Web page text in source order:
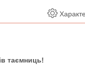
таємниць!